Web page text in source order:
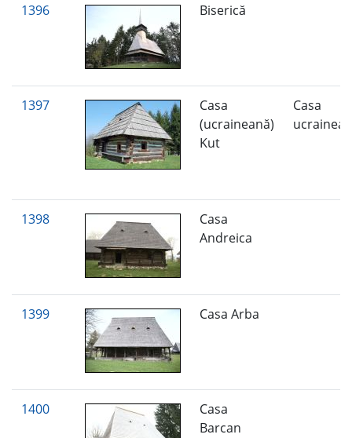
1396 Biserică
1397
Casa
(ucraineană)
Kut
Casa
1398
Casa
Andreica
1399 Casa Arba
1400
Casa
Barcan